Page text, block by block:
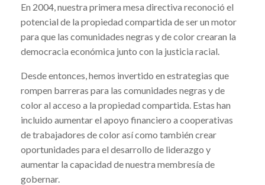
En 2004, nuestra primera mesa directiva reconoció el
potencial de la propiedad compartida de ser un motor
para que las comunidades negras y de color crearan la
democracia económica junto con la justicia racial.
Desde entonces, hemos invertido en estrategias que
rompen barreras para las comunidades negras y de
color al acceso a la propiedad compartida. Estas han
incluido aumentar el apoyo financiero a cooperativas
de trabajadores de color así como también crear
oportunidades para el desarrollo de liderazgo y
aumentar la capacidad de nuestra membresía de
gobernar.